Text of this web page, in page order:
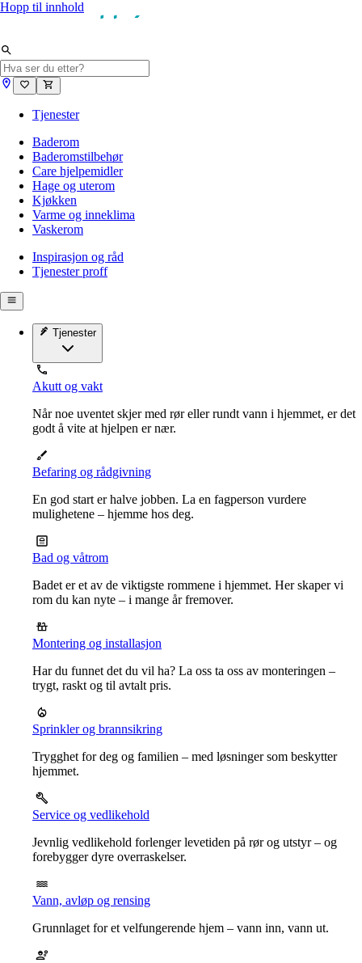
Hopp til innhold
Tjenester
Baderom
Baderomstilbehør
Care hjelpemidler
Hage og uterom
Kjøkken
Varme og inneklima
Vaskerom
Inspirasjon og råd
Tjenester proff
Tjenester
Akutt og vakt
Når noe uventet skjer med rør eller rundt vann i hjemmet, er det
godt å vite at hjelpen er nær.
Befaring og rådgivning
En god start er halve jobben. La en fagperson vurdere
mulighetene – hjemme hos deg.
Bad og våtrom
Badet er et av de viktigste rommene i hjemmet. Her skaper vi
rom du kan nyte – i mange år fremover.
Montering og installasjon
Har du funnet det du vil ha? La oss ta oss av monteringen –
trygt, raskt og til avtalt pris.
Sprinkler og brannsikring
Trygghet for deg og familien – med løsninger som beskytter
hjemmet.
Service og vedlikehold
Jevnlig vedlikehold forlenger levetiden på rør og utstyr – og
forebygger dyre overraskelser.
Vann, avløp og rensing
Grunnlaget for et velfungerende hjem – vann inn, vann ut.